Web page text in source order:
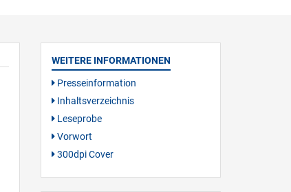
WEITERE INFORMATIONEN
Presseinformation
Inhaltsverzeichnis
Leseprobe
Vorwort
300dpi Cover